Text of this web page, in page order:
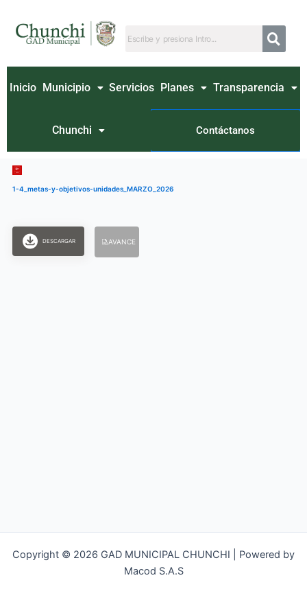
contenido
Inicio Municipio Servicios Planes Transparencia
Chunchi Contáctanos
1-4_metas-y-objetivos-unidades_MARZO_2026
DESCARGAR AVANCE
Copyright © 2026 GAD MUNICIPAL CHUNCHI | Powered by
Macod S.A.S